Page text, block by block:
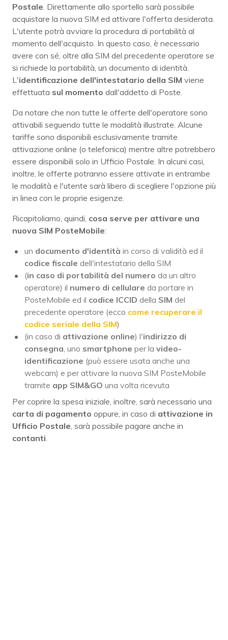
Postale . Direttamente allo sportello sarà possibile
acquistare la nuova SIM ed attivare l'offerta desiderata.
L'utente potrà avviare la procedura di portabilità al
momento dell'acquisto. In questo caso, è necessario
avere con sé, oltre alla SIM del precedente operatore se
si richiede la portabilità, un documento di identità.
L'identificazione dell'intestatario della SIM viene
effettuata sul momento dall'addetto di Poste.
Da notare che non tutte le offerte dell'operatore sono
attivabili seguendo tutte le modalità illustrate. Alcune
tariffe sono disponibili esclusivamente tramite
attivazione online (o telefonica) mentre altre potrebbero
essere disponibili solo in Ufficio Postale. In alcuni casi,
inoltre, le offerte potranno essere attivate in entrambe
le modalità e l'utente sarà libero di scegliere l'opzione più
in linea con le proprie esigenze.
Ricapitoliamo, quindi, cosa serve per attivare una
nuova SIM PosteMobile:
un documento d'identità in corso di validità ed il
codice fiscale dell'intestatario della SIM
(in caso di portabilità del numero da un altro
operatore) il numero di cellulare da portare in
PosteMobile ed il codice ICCID della SIM del
precedente operatore (ecco come recuperare il
codice seriale della SIM)
(in caso di attivazione online) l'indirizzo di
consegna , uno smartphone per la video-
identificazione (può essere usata anche una
webcam) e per attivare la nuova SIM PosteMobile
tramite app SIM&GO una volta ricevuta
Per coprire la spesa iniziale, inoltre, sarà necessario una
carta di pagamento oppure, in caso di attivazione in
Ufficio Postale , sarà possibile pagare anche in
contanti